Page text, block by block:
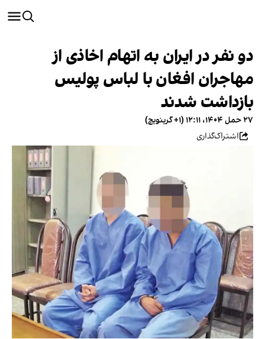
دو نفر در ایران به اتهام اخاذی از
مهاجران افغان با لباس پولیس
بازداشت شدند
۲۷ حمل ۱۴۰۴، ۱۲:۱۱ (‎+۱ گرینویچ)
اشتراک‌گذاری